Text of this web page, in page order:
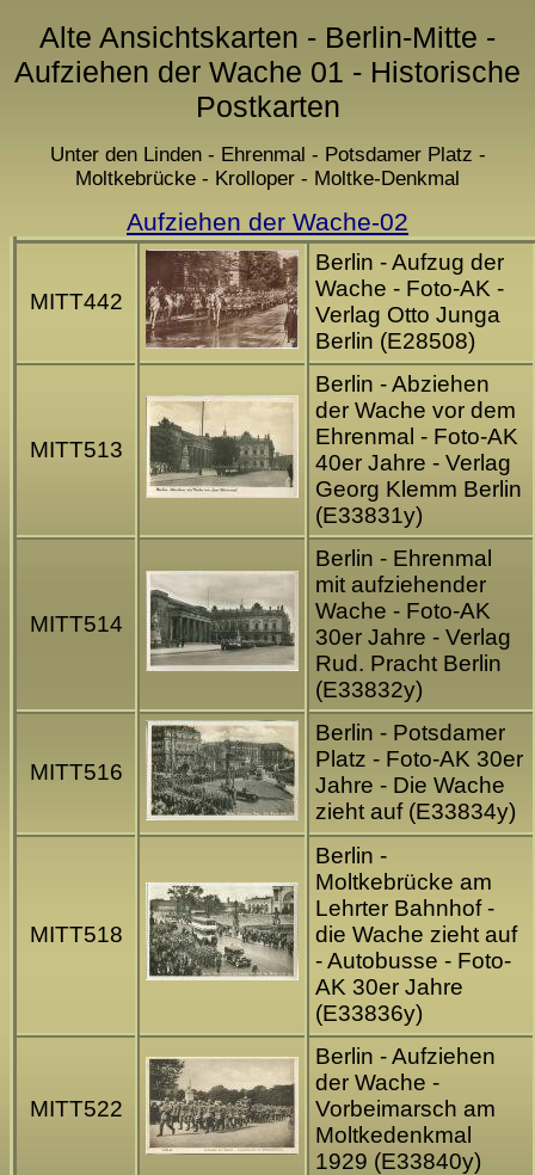
Alte Ansichtskarten - Berlin-Mitte -
Aufziehen der Wache 01 - Historische
Postkarten
Unter den Linden - Ehrenmal - Potsdamer Platz -
Moltkebrücke - Krolloper - Moltke-Denkmal
Aufziehen der Wache-02
MITT442
Berlin - Aufzug der
Wache - Foto-AK -
Verlag Otto Junga
Berlin (E28508)
MITT513
Berlin - Abziehen
der Wache vor dem
Ehrenmal - Foto-AK
40er Jahre - Verlag
Georg Klemm Berlin
(E33831y)
MITT514
Berlin - Ehrenmal
mit aufziehender
Wache - Foto-AK
30er Jahre - Verlag
Rud. Pracht Berlin
(E33832y)
MITT516
Berlin - Potsdamer
Platz - Foto-AK 30er
Jahre - Die Wache
zieht auf (E33834y)
MITT518
Berlin -
Moltkebrücke am
Lehrter Bahnhof -
die Wache zieht auf
- Autobusse - Foto-
AK 30er Jahre
(E33836y)
MITT522
Berlin - Aufziehen
der Wache -
Vorbeimarsch am
Moltkedenkmal
1929 (E33840y)